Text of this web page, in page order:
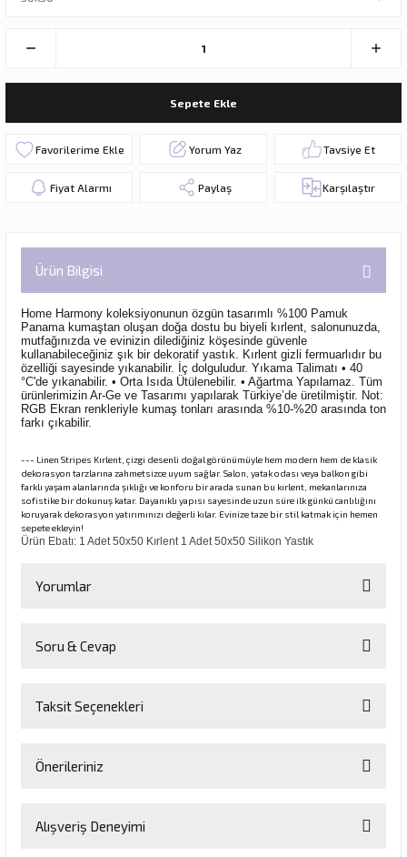
Sepete Ekle
Yorum Yaz Tavsiye Et
Fiyat Alarmı Paylaş Karşılaştır
Ürün Bilgisi
Home Harmony koleksiyonunun özgün tasarımlı %100 Pamuk
Panama kumaştan oluşan doğa dostu bu biyeli kırlent, salonunuzda,
mutfağınızda ve evinizin dilediğiniz köşesinde güvenle
kullanabileceğiniz şık bir dekoratif yastık. Kırlent gizli fermuarlıdır bu
özelliği sayesinde yıkanabilir. İç dolguludur. Yıkama Talimatı • 40
°C'de yıkanabilir. • Orta Isıda Ütülenebilir. • Ağartma Yapılamaz. Tüm
ürünlerimizin Ar-Ge ve Tasarımı yapılarak Türkiye’de üretilmiştir. Not:
RGB Ekran renkleriyle kumaş tonları arasında %10-%20 arasında ton
farkı çıkabilir.
--- Linen Stripes Kırlent, çizgi desenli doğal görünümüyle hem modern hem de klasik
dekorasyon tarzlarına zahmetsizce uyum sağlar. Salon, yatak odası veya balkon gibi
farklı yaşam alanlarında şıklığı ve konforu bir arada sunan bu kırlent, mekanlarınıza
sofistike bir dokunuş katar. Dayanıklı yapısı sayesinde uzun süre ilk günkü canlılığını
koruyarak dekorasyon yatırımınızı değerli kılar. Evinize taze bir stil katmak için hemen
sepete ekleyin!
Ürün Ebatı: 1 Adet 50x50 Kırlent 1 Adet 50x50 Silikon Yastık
Yorumlar
Soru & Cevap
Taksit Seçenekleri
Önerileriniz
konularda yetersiz gördüğünüz noktaları öneri formunu kullanarak
Alışveriş Deneyimi